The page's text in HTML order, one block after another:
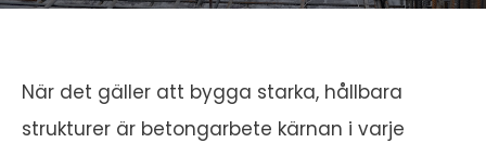
När det gäller att bygga starka, hållbara
strukturer är betongarbete kärnan i varje